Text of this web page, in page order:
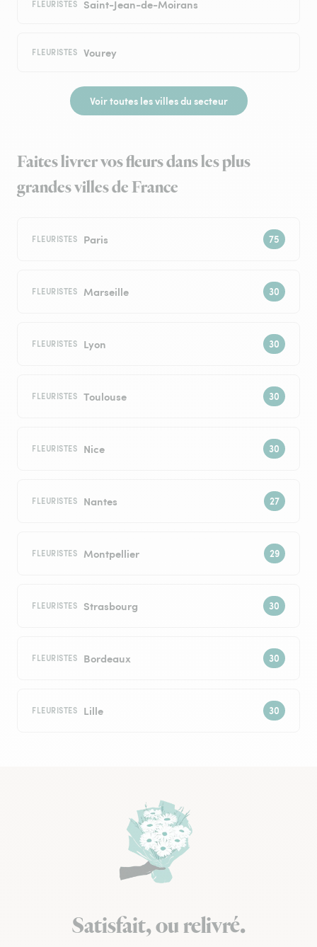
FLEURISTES Saint-Jean-de-Moirans
FLEURISTES Vourey
Voir toutes les villes du secteur
Faites livrer vos fleurs dans les plus
grandes villes de France
FLEURISTES Paris
FLEURISTES Marseille
FLEURISTES Lyon
FLEURISTES Toulouse
FLEURISTES Nice
FLEURISTES Nantes
FLEURISTES Montpellier
FLEURISTES Strasbourg
FLEURISTES Bordeaux
FLEURISTES Lille
Satisfait, ou relivré.